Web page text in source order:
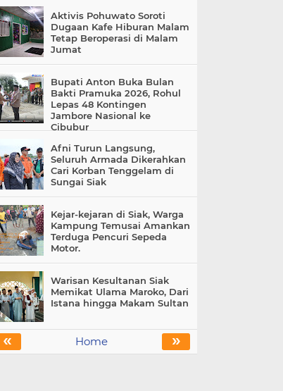
Aktivis Pohuwato Soroti
Dugaan Kafe Hiburan Malam
Tetap Beroperasi di Malam
Jumat
Bupati Anton Buka Bulan
Bakti Pramuka 2026, Rohul
Lepas 48 Kontingen
Jambore Nasional ke
Cibubur
Afni Turun Langsung,
Seluruh Armada Dikerahkan
Cari Korban Tenggelam di
Sungai Siak
Kejar-kejaran di Siak, Warga
Kampung Temusai Amankan
Terduga Pencuri Sepeda
Motor.
Warisan Kesultanan Siak
Memikat Ulama Maroko, Dari
Istana hingga Makam Sultan
« »
Home